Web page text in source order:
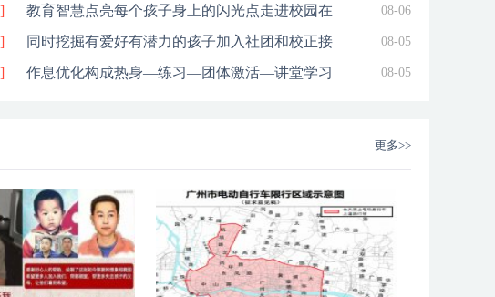
教育智慧点亮每个孩子身上的闪光点走进校园在 08-06
同时挖掘有爱好有潜力的孩子加入社团和校正接 08-05
作息优化构成热身—练习—团体激活—讲堂学习 08-05
更多>>